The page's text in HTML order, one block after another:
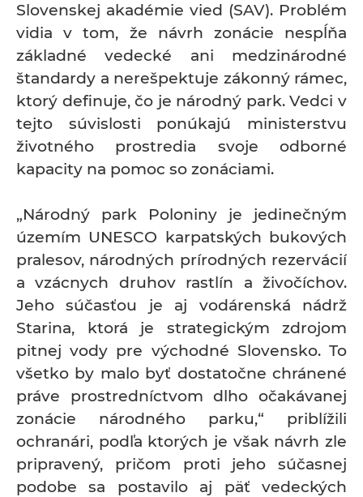
Slovenskej akadémie vied (SAV). Problém
vidia v tom, že návrh zonácie nespĺňa
základné vedecké ani medzinárodné
štandardy a nerešpektuje zákonný rámec,
ktorý definuje, čo je národný park. Vedci v
tejto súvislosti ponúkajú ministerstvu
životného prostredia svoje odborné
kapacity na pomoc so zonáciami.
„Národný park Poloniny je jedinečným
územím UNESCO karpatských bukových
pralesov, národných prírodných rezervácií
a vzácnych druhov rastlín a živočíchov.
Jeho súčasťou je aj vodárenská nádrž
Starina, ktorá je strategickým zdrojom
pitnej vody pre východné Slovensko. To
všetko by malo byť dostatočne chránené
práve prostredníctvom dlho očakávanej
zonácie národného parku,“ priblížili
ochranári, podľa ktorých je však návrh zle
pripravený, pričom proti jeho súčasnej
podobe sa postavilo aj päť vedeckých